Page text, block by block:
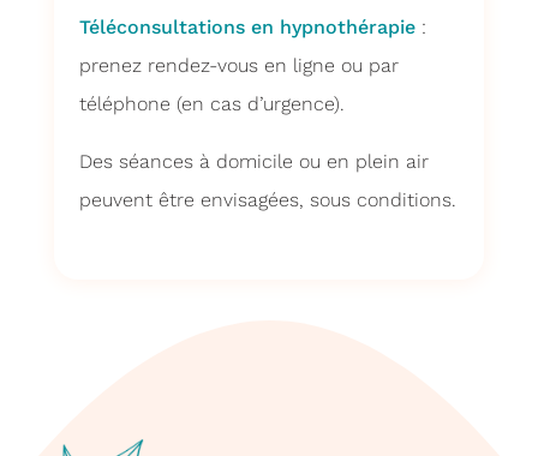
Téléconsultations en hypnothérapie:
prenez rendez-vous en ligne ou par
téléphone (en cas d’urgence).
Des séances à domicile ou en plein air
peuvent être envisagées, sous conditions.